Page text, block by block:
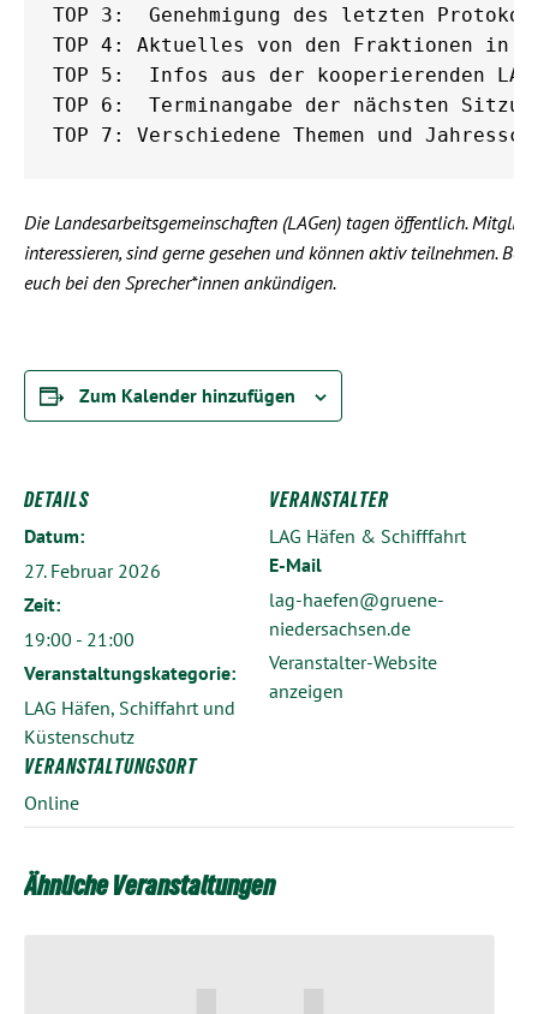
TOP 3:  Genehmigung des letzten
TOP 4: Aktuelles von den Fraktionen in
TOP 5:  Infos aus der kooperierenden
TOP 6:  Terminangabe der nächsten
Die Landesarbeitsgemeinschaften (LAGen) tagen öffentlich.
interessieren, sind gerne gesehen und können aktiv teilnehmen.
euch bei den Sprecher*innen ankündigen.
Zum Kalender hinzufügen
DETAILS
Datum:
27. Februar 2026
Zeit:
19:00 - 21:00
Veranstaltungskategorie:
LAG Häfen, Schiffahrt und
Küstenschutz
VERANSTALTUNGSORT
Online
VERANSTALTER
LAG Häfen & Schifffahrt
E-Mail
lag-haefen@gruene-
niedersachsen.de
Veranstalter-Website
anzeigen
Ähnliche Veranstaltungen